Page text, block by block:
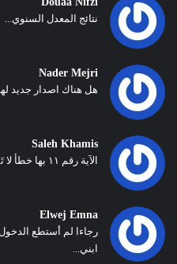
نتائج المعدل السنوي...
Nader Mejri
هل هناك اصدار جديد
Saleh Khamis
الآية رقم ١١ بها خطأ لا تَسْمَعُ فِيها لاغِيَةً لقد ضمت التا...
Elwej Emna
رجاءا لم أستطع
ابني...